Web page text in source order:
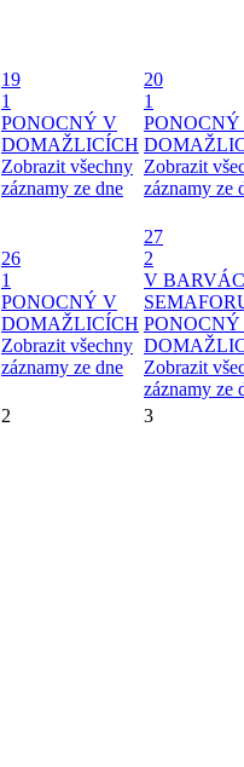
19
1
PONOCNÝ V
DOMAŽLICÍCH
Zobrazit všechny
záznamy ze dne
20
1
Zobrazit
záznamy ze
26
1
PONOCNÝ V
DOMAŽLICÍCH
Zobrazit všechny
záznamy ze dne
27
2
V
Zobrazit
záznamy ze
2 3